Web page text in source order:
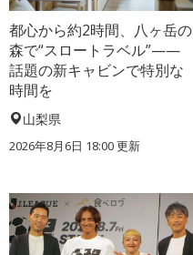
都心から約2時間、八ヶ岳の
森で“スロートラベル”——
話題の新キャビンで特別な
時間を
山梨県
2026年8月6日 18:00更新